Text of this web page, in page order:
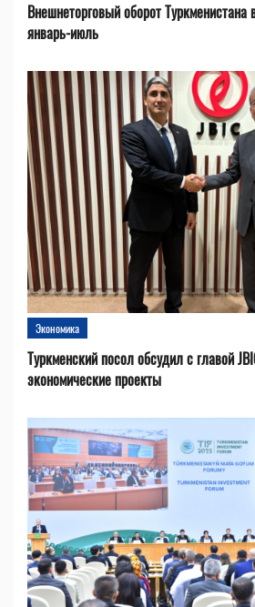
Внешнеторговый оборот
январь-июль
Экономика
Туркменский посол обсудил с главой
экономические проекты